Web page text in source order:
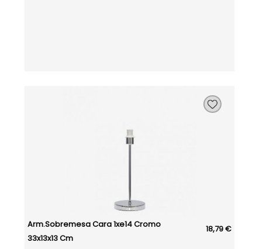
Arm.sobremesa Cara 1xe14 Cromo
33x13x13 Cm
18,79 €